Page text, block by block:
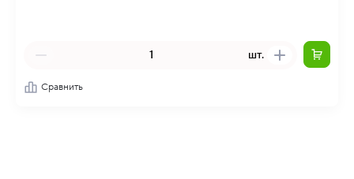
шт.
Сравнить